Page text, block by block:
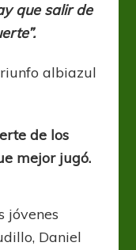
que salir de
albiazul
de los
mejor jugó.
jóvenes
Daniel